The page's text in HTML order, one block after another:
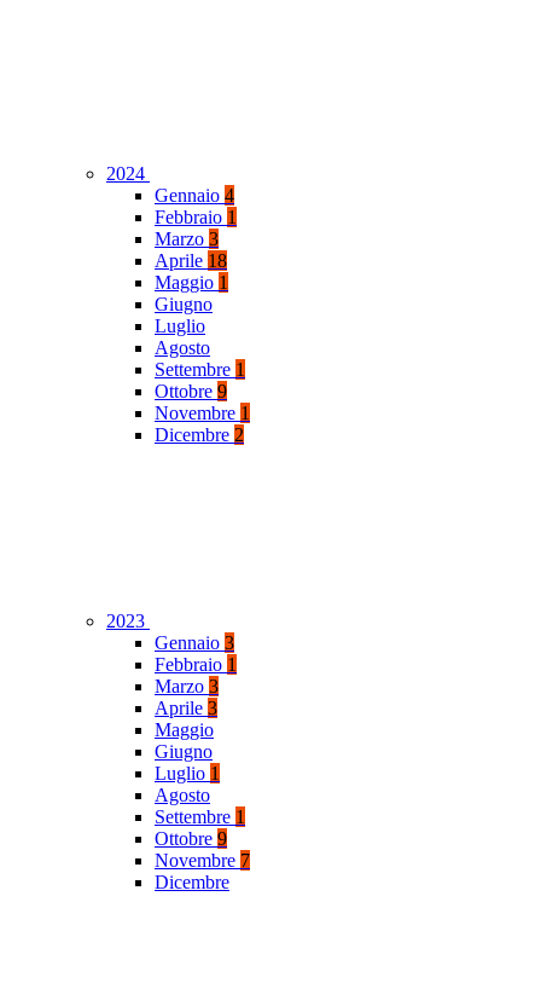
2024
Gennaio 4
Febbraio 1
Marzo 3
Aprile 18
Maggio 1
Giugno
Luglio
Agosto
Settembre 1
Ottobre 9
Novembre 1
Dicembre 2
2023
Gennaio 3
Febbraio 1
Marzo 3
Aprile 3
Maggio
Giugno
Luglio 1
Agosto
Settembre 1
Ottobre 9
Novembre 7
Dicembre